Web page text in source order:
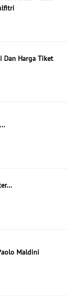
Dan Harga Tiket
Maldini